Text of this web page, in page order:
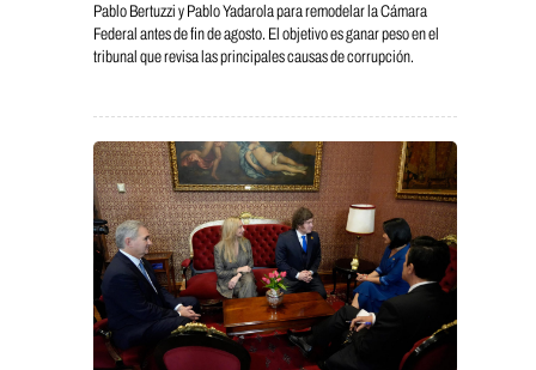
Pablo Bertuzzi y Pablo Yadarola para remodelar la Cámara
Federal antes de fin de agosto. El objetivo es ganar peso en el
tribunal que revisa las principales causas de corrupción.